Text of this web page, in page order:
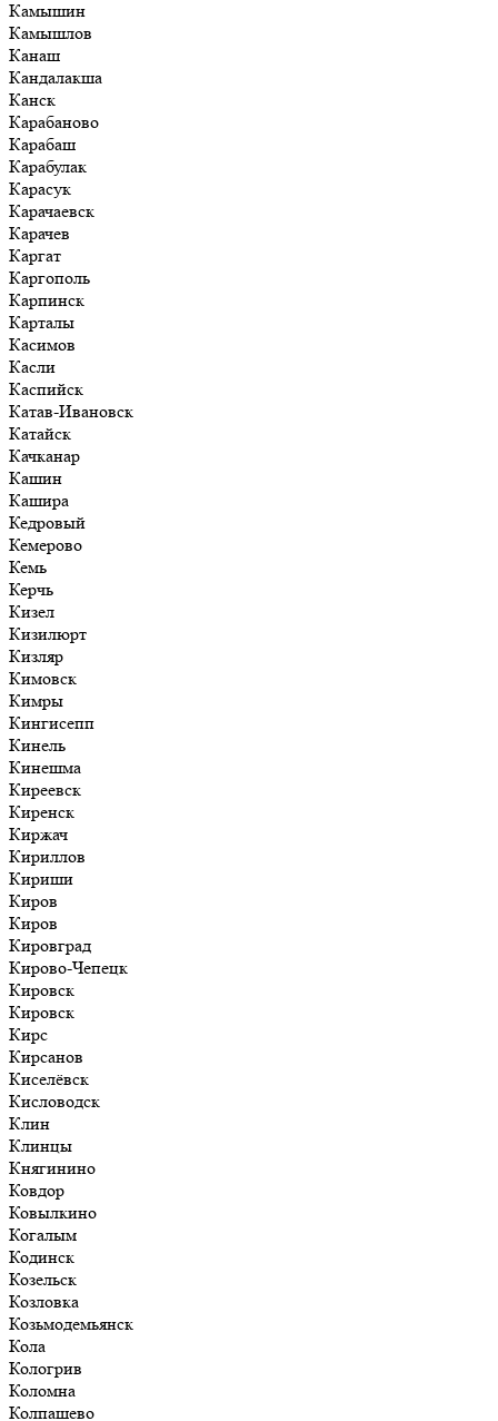
Камышин
Камышлов
Канаш
Кандалакша
Канск
Карабаново
Карабаш
Карабулак
Карасук
Карачаевск
Карачев
Каргат
Каргополь
Карпинск
Карталы
Касимов
Касли
Каспийск
Катав-Ивановск
Катайск
Качканар
Кашин
Кашира
Кедровый
Кемерово
Кемь
Керчь
Кизел
Кизилюрт
Кизляр
Кимовск
Кимры
Кингисепп
Кинель
Кинешма
Киреевск
Киренск
Киржач
Кириллов
Кириши
Киров
Киров
Кировград
Кирово-Чепецк
Кировск
Кировск
Кирс
Кирсанов
Киселёвск
Кисловодск
Клин
Клинцы
Княгинино
Ковдор
Ковылкино
Когалым
Кодинск
Козельск
Козловка
Козьмодемьянск
Кола
Кологрив
Коломна
Колпашево